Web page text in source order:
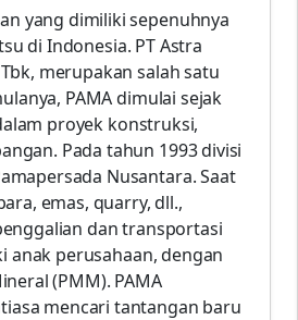
yang dimiliki sepenuhnya
di Indonesia. PT Astra
merupakan salah satu
PAMA dimulai sejak
proyek konstruksi,
Pada tahun 1993 divisi
Nusantara. Saat
emas, quarry, dll.,
dan transportasi
anak perusahaan, dengan
(PMM). PAMA
mencari tantangan baru